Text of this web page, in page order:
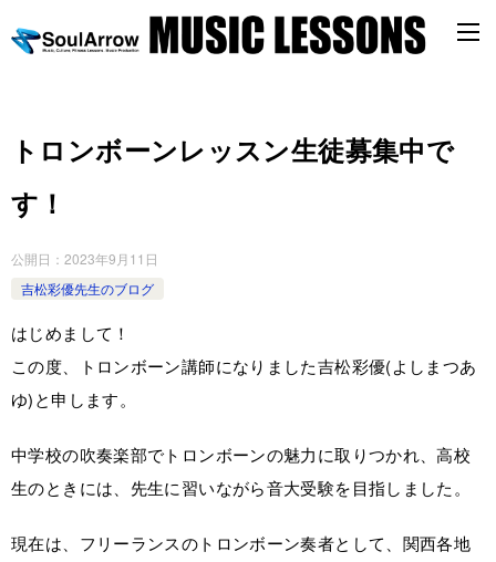
トロンボーンレッスン生徒募集中で
す！
公開日： 2023年9月11日
吉松彩優先生のブログ
はじめまして！
この度、トロンボーン講師になりました吉松彩優(よしまつあ
ゆ)と申します。
中学校の吹奏楽部でトロンボーンの魅力に取りつかれ、高校
生のときには、先生に習いながら音大受験を目指しました。
現在は、フリーランスのトロンボーン奏者として、関西各地